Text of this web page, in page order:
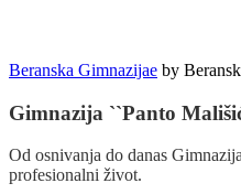
Beranska Gimnazijae by
Gimnazija ``Panto
Od osnivanja do danas
profesionalni život.